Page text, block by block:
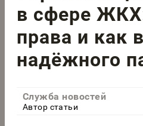
в сфере
права и как
надёжного
Служба новостей
Автор статьи